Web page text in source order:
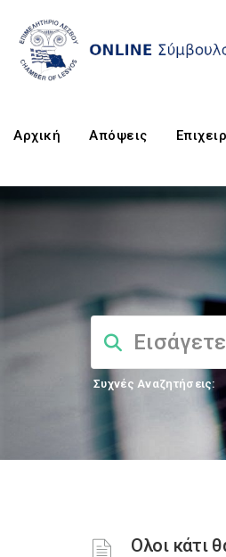
Αρχική Απόψεις
Συχνές Αναζητήσεις:
Ολοι κάτι